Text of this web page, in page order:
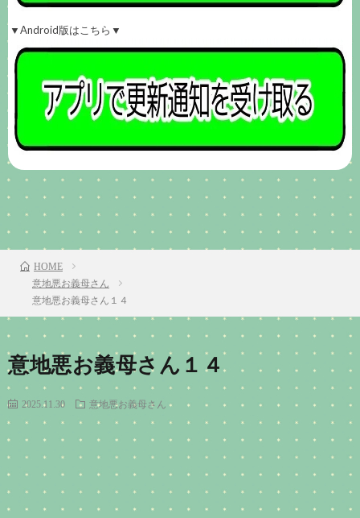
▼Android版はこちら▼
前のお話 TOP 次のお話
HOME
意地悪お義母さん
意地悪お義母さん１４
意地悪お義母さん１４
2025.11.30 意地悪お義母さん